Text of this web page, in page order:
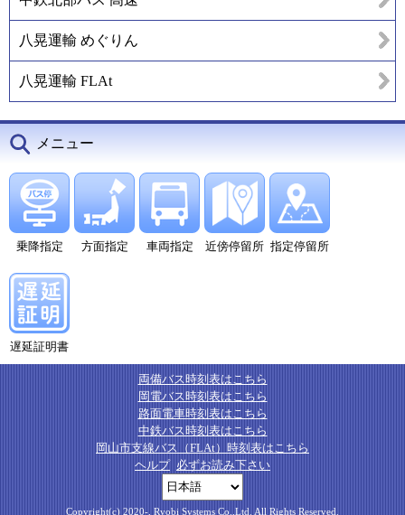
八晃運輸 めぐりん
八晃運輸 FLAt
メニュー
乗降指定 方面指定 車両指定 近傍停留所 指定停留所
遅延証明書
両備バス時刻表はこちら
岡電バス時刻表はこちら
路面電車時刻表はこちら
中鉄バス時刻表はこちら
岡山市支線バス（FLAt）時刻表はこちら
ヘルプ 必ずお読み下さい
Copyright(c) 2020-, Ryobi Systems Co.,Ltd. All Rights Reserved.